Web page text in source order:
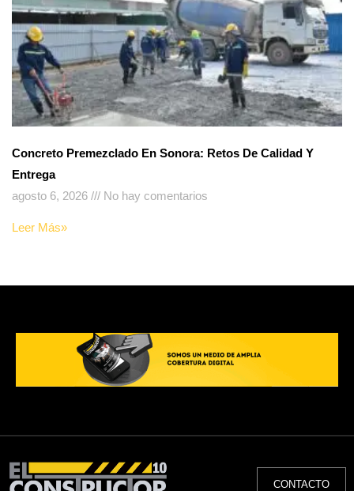
Concreto Premezclado En Sonora: Retos De Calidad Y
Entrega
agosto 6, 2026
No hay comentarios
Leer Más»
CONTACTO